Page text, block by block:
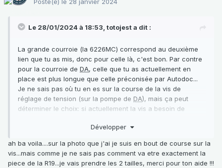
Le 28/01/2024 à 18:53, totojesta dit :
La grande courroie (la 6226MC) correspond au deuxième
lien que tu as mis, donc pour celle là, c'est bon. Par contre
pour la courroie de DA, celle que tu as actuellement en
place est plus longue que celle préconisée par Autodoc...
Je ne sais pas où tu en es sur la course de la vis de
réglage de tension (sur la pompe de DA), mais ça peut
déterminer le choix: si actuellement la vis a besoin de
longue, et dans ce cas là tu peux suivre la
pourras pas tendre ta courroie, car trop courte... Tu vois où
je veux en venir?
Développer
ah ba voila....sur la photo que j'ai je suis en bout de course sur la
vis...mais comme je ne sais pas comment va etre exactement la
piece de la R19...je vais prendre les 2 tailles, merci pour ton aide !!!